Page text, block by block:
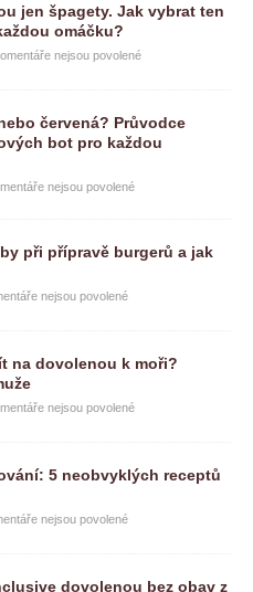
jen špagety. Jak vybrat ten
omáčku?
nejsou povolené
červená? Průvodce
bot pro každou
nejsou povolené
při přípravě burgerů a jak
nejsou povolené
na dovolenou k moři?
nejsou povolené
5 neobvyklých receptů
nejsou povolené
dovolenou bez obav z